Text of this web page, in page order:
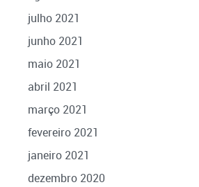
julho 2021
junho 2021
maio 2021
abril 2021
março 2021
fevereiro 2021
janeiro 2021
dezembro 2020